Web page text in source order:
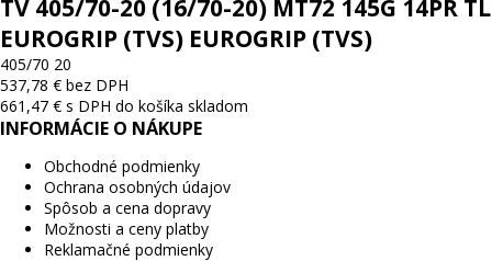
TV 405/70-20 (16/70-20) MT72 145G 14PR TL
EUROGRIP (TVS) EUROGRIP (TVS)
405/70 20
537,78 € bez DPH
661,47 € s DPH do košíka skladom
INFORMÁCIE O NÁKUPE
Obchodné podmienky
Ochrana osobných údajov
Spôsob a cena dopravy
Možnosti a ceny platby
Reklamačné podmienky